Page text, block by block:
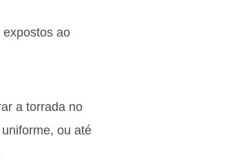
ao
a torrada no
ou até